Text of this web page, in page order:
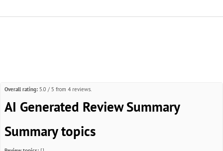
Overall rating: 5.0 / 5 from 4 reviews.
AI Generated Review Summary
Summary topics